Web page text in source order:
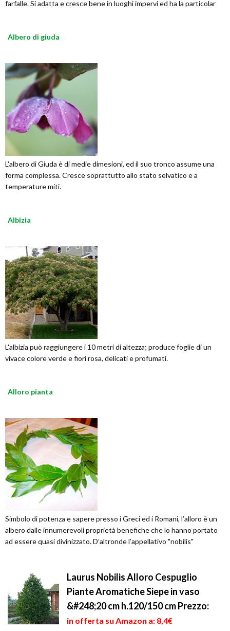
farfalle. Si adatta e cresce bene in luoghi impervi ed ha la particolar
Albero di giuda
L'albero di Giuda è di medie dimesioni, ed il suo tronco assume una
forma complessa. Cresce soprattutto allo stato selvatico e a
temperature miti.
Albizia
L'albizia può raggiungere i 10 metri di altezza; produce foglie di un
vivace colore verde e fiori rosa, delicati e profumati.
Alloro pianta
Simbolo di potenza e sapere presso i Greci ed i Romani, l’alloro è un
albero dalle innumerevoli proprietà benefiche che lo hanno portato
ad essere quasi divinizzato. D’altronde l’appellativo "nobilis"
Laurus Nobilis Alloro Cespuglio
Piante Aromatiche Siepe in vaso
&#248;20 cm h.120/150 cmPrezzo:
in offerta su Amazon a: 8,4€